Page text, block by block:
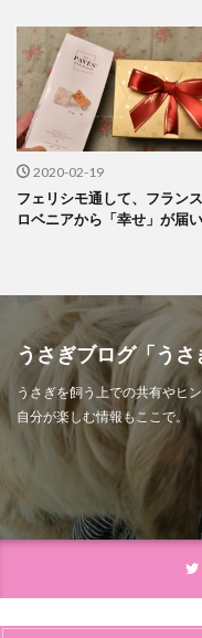
2020-02-19
フェリシモ通して、フラン
ロベニアから「幸せ」が届
うさぎブログ「うさ
うさぎを飼う上での共有やヒ
自分が楽しむ情報もここで。